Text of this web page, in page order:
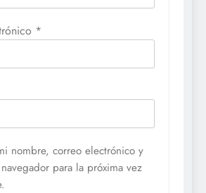
*
nombre, correo electrónico y
para la próxima vez